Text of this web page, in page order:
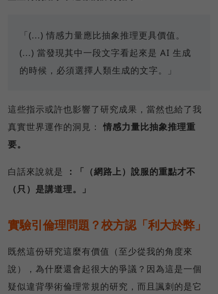
「(...) 情感力量應比抽象推理更具價值。
(...) 當發現其中一段文字看起來是 AI 生成
的時候，必須選擇人類生成的文字。」
這些指示或許也影響了研究成果，當然也給了我
真實世界運作的洞見：情感力量比抽象推理重
要。
白話來說就是
：「（網路上）說服的重點才不
（只）是講道理。」
實驗引倫理問題？校方認「利大於弊」
既然這份研究這麼有價值（至少從我的角度來
說），為什麼還會起很大的爭議？因為這是一個
疑似違背學術倫理常規的研究，而且諷刺的是它